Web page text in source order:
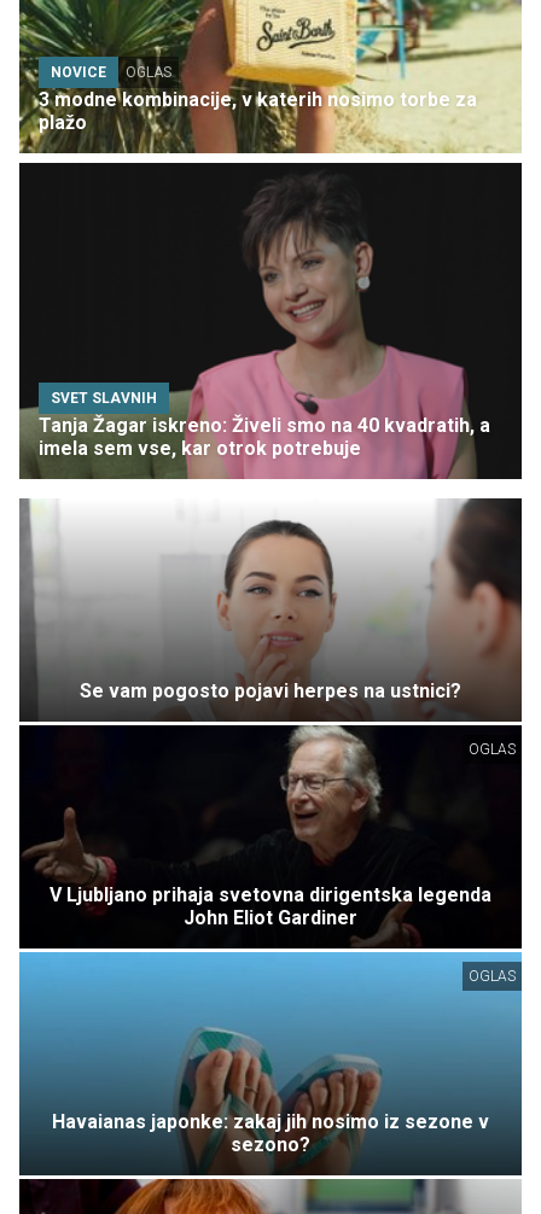
NOVICE OGLAS
3 modne kombinacije, v katerih nosimo torbe za
plažo
SVET SLAVNIH
Tanja Žagar iskreno: Živeli smo na 40 kvadratih, a
imela sem vse, kar otrok potrebuje
Se vam pogosto pojavi herpes na ustnici?
OGLAS
V Ljubljano prihaja svetovna dirigentska legenda
John Eliot Gardiner
OGLAS
Havaianas japonke: zakaj jih nosimo iz sezone v
sezono?